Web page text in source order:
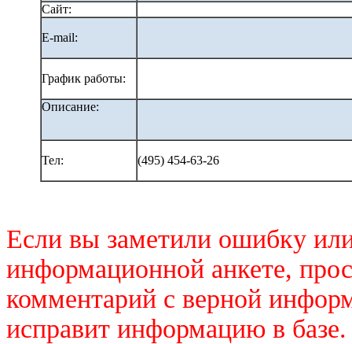
Сайт:
E-mail:
График работы:
Описание:
Тел: (495) 454-63-26
Если вы заметили ошибку
информационной анкете,
комментарий с верной
исправит информацию в базе.